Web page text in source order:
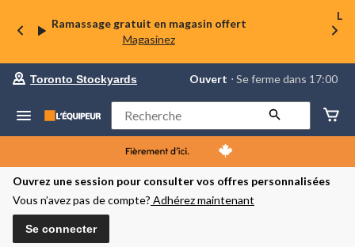
Ramassage gratuit en magasin offert
Magasinez
La
votre
préféré
Toronto
Stockyards,
courament
Ouvert,
Se
dans
Toronto Stockyards Ouvert ⋅ Se ferme dans 17:00
Rechercher
Ouvrez une session pour consulter vos offres personnalisées
Vous n’avez pas de compte? Adhérez maintenant
Se connecter